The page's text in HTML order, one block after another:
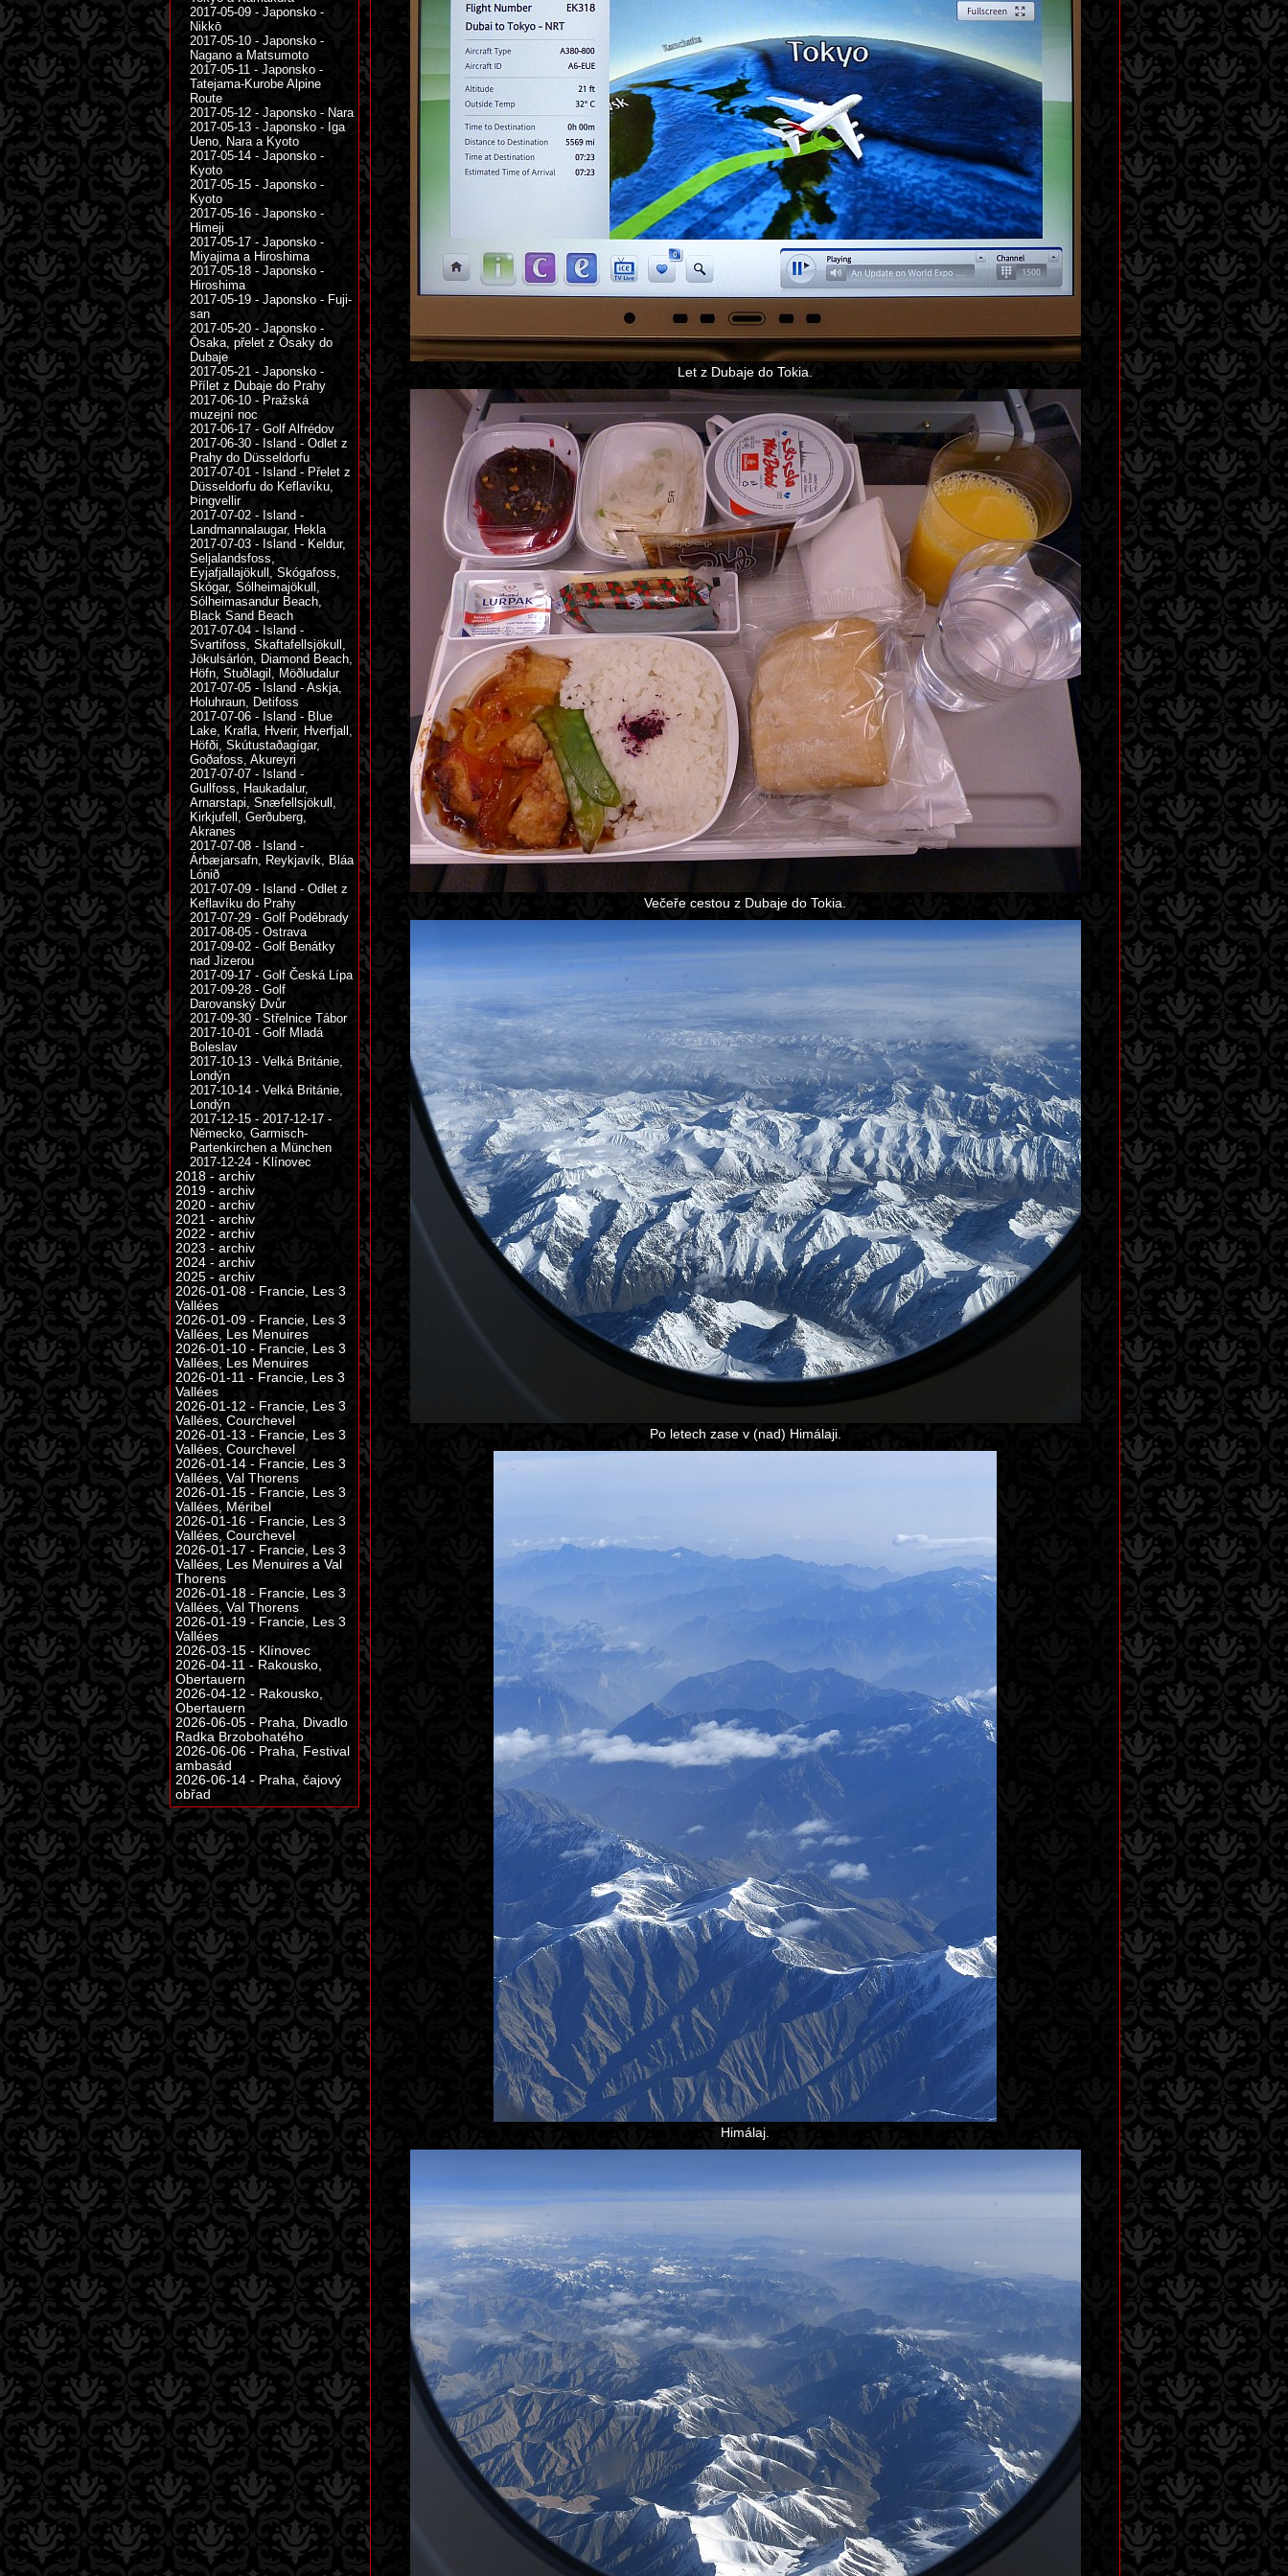
Let z Dubaje do Tokia.
Večeře cestou z Dubaje do Tokia.
Po letech zase v (nad) Himálaji.
Himálaj.
2017-05-09 - Japonsko -
Nikkō
2017-05-10 - Japonsko -
Nagano a Matsumoto
2017-05-11 - Japonsko -
Tatejama-Kurobe Alpine
Route
2017-05-12 - Japonsko - Nara
2017-05-13 - Japonsko - Iga
Ueno, Nara a Kyoto
2017-05-14 - Japonsko -
Kyoto
2017-05-15 - Japonsko -
Kyoto
2017-05-16 - Japonsko -
Himeji
2017-05-17 - Japonsko -
Miyajima a Hiroshima
2017-05-18 - Japonsko -
Hiroshima
2017-05-19 - Japonsko - Fuji-
san
2017-05-20 - Japonsko -
Ōsaka, přelet z Ōsaky do
Dubaje
2017-05-21 - Japonsko -
Přílet z Dubaje do Prahy
2017-06-10 - Pražská
muzejní noc
2017-06-17 - Golf Alfrédov
2017-06-30 - Island - Odlet z
Prahy do Düsseldorfu
2017-07-01 - Island - Přelet z
Düsseldorfu do Keflavíku,
Þingvellir
2017-07-02 - Island -
Landmannalaugar, Hekla
2017-07-03 - Island - Keldur,
Seljalandsfoss,
Eyjafjallajökull, Skógafoss,
Skógar, Sólheimajökull,
Sólheimasandur Beach,
Black Sand Beach
2017-07-04 - Island -
Svartifoss, Skaftafellsjökull,
Jökulsárlón, Diamond Beach,
Höfn, Stuðlagil, Möðludalur
2017-07-05 - Island - Askja,
Holuhraun, Detifoss
2017-07-06 - Island - Blue
Lake, Krafla, Hverir, Hverfjall,
Höfði, Skútustaðagígar,
Goðafoss, Akureyri
2017-07-07 - Island -
Gullfoss, Haukadalur,
Arnarstapi, Snæfellsjökull,
Kirkjufell, Gerðuberg,
Akranes
2017-07-08 - Island -
Árbæjarsafn, Reykjavík, Bláa
Lónið
2017-07-09 - Island - Odlet z
Keflavíku do Prahy
2017-07-29 - Golf Poděbrady
2017-08-05 - Ostrava
2017-09-02 - Golf Benátky
nad Jizerou
2017-09-17 - Golf Česká Lípa
2017-09-28 - Golf
Darovanský Dvůr
2017-09-30 - Střelnice Tábor
2017-10-01 - Golf Mladá
Boleslav
2017-10-13 - Velká Británie,
Londýn
2017-10-14 - Velká Británie,
Londýn
2017-12-15 - 2017-12-17 -
Německo, Garmisch-
Partenkirchen a München
2017-12-24 - Klínovec
2018 - archiv
2019 - archiv
2020 - archiv
2021 - archiv
2022 - archiv
2023 - archiv
2024 - archiv
2025 - archiv
2026-01-08 - Francie, Les 3
Vallées
2026-01-09 - Francie, Les 3
Vallées, Les Menuires
2026-01-10 - Francie, Les 3
Vallées, Les Menuires
2026-01-11 - Francie, Les 3
Vallées
2026-01-12 - Francie, Les 3
Vallées, Courchevel
2026-01-13 - Francie, Les 3
Vallées, Courchevel
2026-01-14 - Francie, Les 3
Vallées, Val Thorens
2026-01-15 - Francie, Les 3
Vallées, Méribel
2026-01-16 - Francie, Les 3
Vallées, Courchevel
2026-01-17 - Francie, Les 3
Vallées, Les Menuires a Val
Thorens
2026-01-18 - Francie, Les 3
Vallées, Val Thorens
2026-01-19 - Francie, Les 3
Vallées
2026-03-15 - Klínovec
2026-04-11 - Rakousko,
Obertauern
2026-04-12 - Rakousko,
Obertauern
2026-06-05 - Praha, Divadlo
Radka Brzobohatého
2026-06-06 - Praha, Festival
ambasád
2026-06-14 - Praha, čajový
obřad